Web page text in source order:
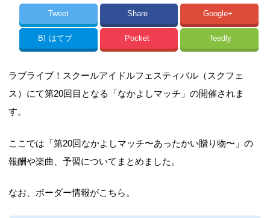
Tweet Share Google+
B! はてブ Pocket feedly
ラブライブ！スクールアイドルフェスティバル（スクフェ
ス）にて第20回目となる「なかよしマッチ」の開催されま
す。
ここでは「第20回なかよしマッチ〜あったかい贈り物〜」の
報酬や楽曲、予習についてまとめました。
なお、ボーダー情報がこちら。